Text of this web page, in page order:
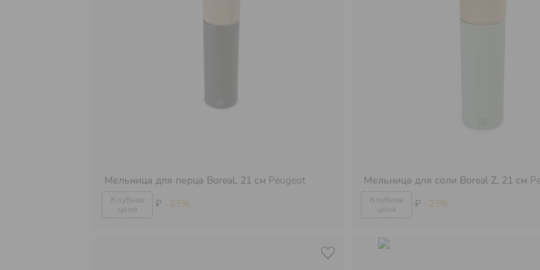
₽ -23%
Мельница для перца Boreal, 21 см Peugeot
₽ -23%
Мельница для соли Boreal Z, 21 см